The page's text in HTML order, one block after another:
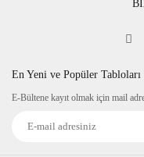
Sipariş verdiğiniz
itibaren resmin
ettiğinden daha
En Yeni ve Popüler
E-Bültene kayıt olmak için mail